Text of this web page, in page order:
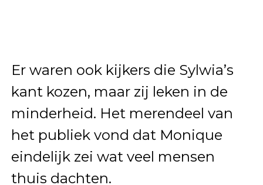
Er waren ook kijkers die Sylwia’s
kant kozen, maar zij leken in de
minderheid. Het merendeel van
het publiek vond dat Monique
eindelijk zei wat veel mensen
thuis dachten.